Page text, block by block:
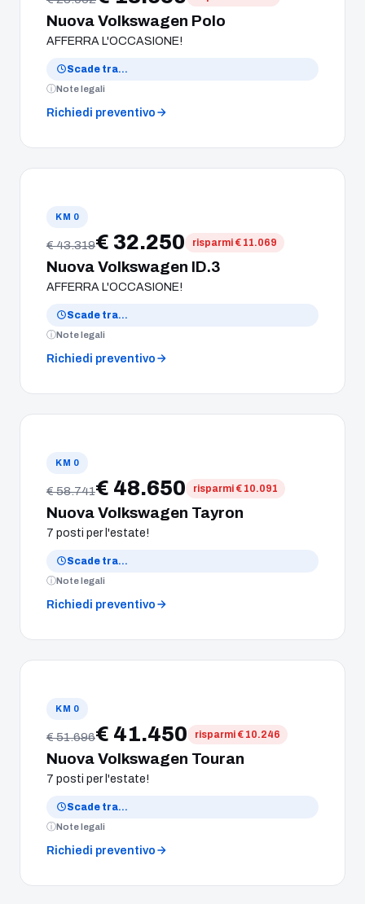
Nuova Volkswagen Polo
AFFERRA L'OCCASIONE!
Scade tra…
Note legali
Richiedi preventivo
KM 0
€ 43.319€ 32.250 risparmi € 11.069
Nuova Volkswagen ID.3
AFFERRA L'OCCASIONE!
Scade tra…
Note legali
Richiedi preventivo
KM 0
€ 58.741€ 48.650 risparmi € 10.091
Nuova Volkswagen Tayron
7 posti per l'estate!
Scade tra…
Note legali
Richiedi preventivo
KM 0
€ 51.696€ 41.450 risparmi € 10.246
Nuova Volkswagen Touran
7 posti per l'estate!
Scade tra…
Note legali
Richiedi preventivo